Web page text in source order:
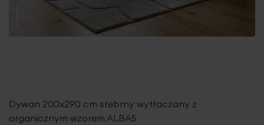
Dywan 200x290 cm srebrny wytłaczany z
organicznym wzorem ALBA5